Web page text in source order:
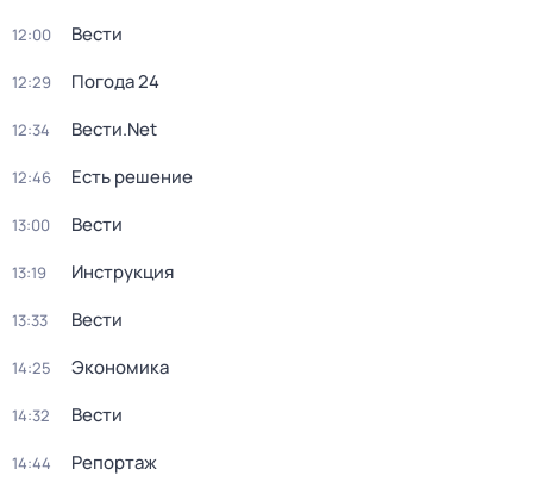
12:00 Вести
12:29 Погода 24
12:34 Вести.Net
12:46 Есть решение
13:00 Вести
13:19 Инструкция
13:33 Вести
14:25 Экономика
14:32 Вести
14:44 Репортаж